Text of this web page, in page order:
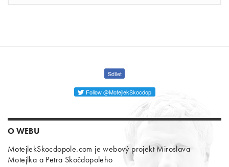
Sdílet
Follow @MotejlekSkocdop
O WEBU
MotejlekSkocdopole.com je webový projekt Miroslava
Motejlka a Petra Skočdopoleho